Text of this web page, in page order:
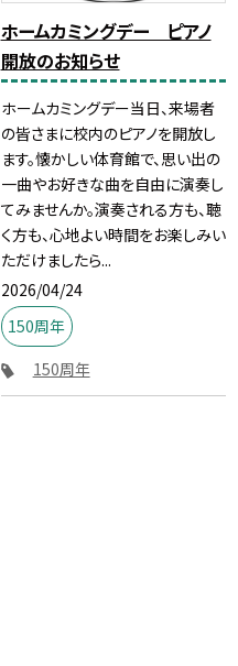
ホームカミングデー ピアノ
開放のお知らせ
ホームカミングデー当日、来場者
の皆さまに校内のピアノを開放し
ます。懐かしい体育館で、思い出の
一曲やお好きな曲を自由に演奏し
てみませんか。演奏される方も、聴
く方も、心地よい時間をお楽しみい
ただけましたら...
2026/04/24
150周年
150周年